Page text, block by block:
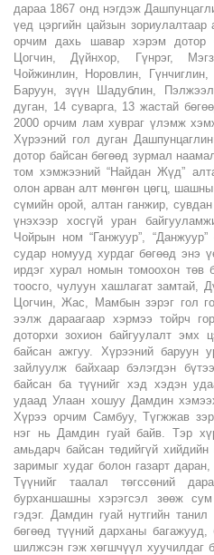
дараа 1867 онд нэгдэж
үед цэргийн цайзын
орчим дахь шавар хэрэм дотор
Цогчин, Дүйнхор, Гүнрэг,
Чойжинлин, Норовлин,
Баруун, зүүн Шадублин,
дуган, 14 суварга, 13 жастай
2000 орчим лам хувраг үлэмж
Хүрээний гол дуган
дотор байсан бөгөөд зурмал
том хэмжээний “Найдан Жүд”
олон арван алт мөнгөн цөгц, шашны
сүмийн орой, алтан ганжир,
үнэхээр хосгүй уран
Чойрын ном “Ганжуур”,
судар номууд хурдаг бөгөөд энэ
ирдэг хурал номын томоохон төв
тоосго, чулуун хашлагат замтай,
Цогчин, Жас, Мамбын зэрэг гол
ээлж дараагаар хэрмээ тойрч
доторхи зохион байгуулалт эмх
байсан ажгуу. Хүрээний баруун
зайлуулж байхаар бэлэгдэн
байсан ба түүнийг хэд хэдэн
удаад Улаан хошуу Дамдин
Хүрээ орчим Самбуу, Түгжжав
нэг нь Дамдин гуай байв. Тэр
амьдарч байсан төдийгүй
заримыг худаг болон газарт
Түүнийг таалал төгссөний
бурханшашны хэрэгсэл зөөж
гэдэг. Дамдин гуай нутгийн
бөгөөд түүний дарханы
шилжсэн гэж хөгшчүүл хуучилдаг